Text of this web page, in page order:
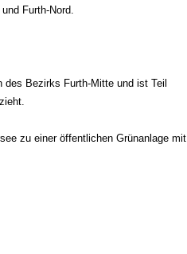
Furth-Nord.
des Bezirks Furth-Mitte und ist Teil
zu einer öffentlichen Grünanlage mit